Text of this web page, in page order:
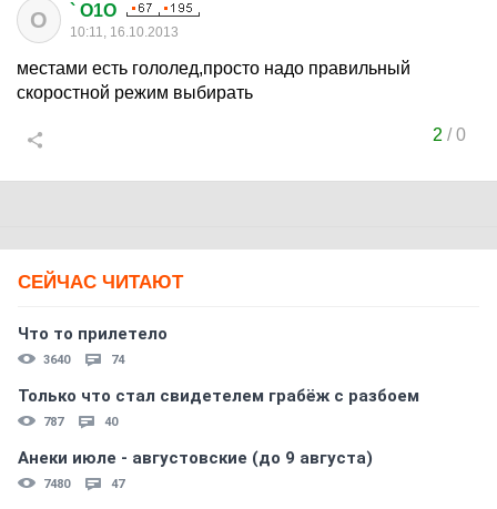
O ` O1O
10:11, 16.10.2013
местами есть гололед,просто надо правильный
скоростной режим выбирать
2 /0
СЕЙЧАС ЧИТАЮТ
Что то прилетело
3640 74
Только что стал свидетелем грабёж с разбоем
787 40
Анеки июле - августовские (до 9 августа)
7480 47